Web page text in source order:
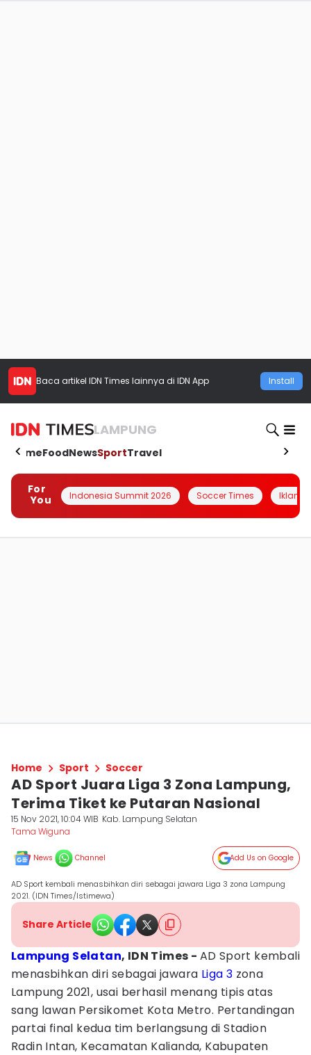
Baca artikel IDN Times lainnya di IDN App Install
LAMPUNG
HomeFoodNewsSportTravel
For
You
Indonesia Summit 2026 Soccer Times Iklanin
Home Sport Soccer
AD Sport Juara Liga 3 Zona Lampung,
Terima Tiket ke Putaran Nasional
15 Nov 2021, 10:04 WIB Kab. Lampung Selatan
Tama Wiguna
News Channel Add Us on Google
AD Sport kembali menasbihkan diri sebagai jawara Liga 3 zona Lampung
2021. (IDN Times/Istimewa)
Share Article
Lampung Selatan, IDN Times - AD Sport kembali
menasbihkan diri sebagai jawara Liga 3 zona
Lampung 2021, usai berhasil menang tipis atas
sang lawan Persikomet Kota Metro. Pertandingan
partai final kedua tim berlangsung di Stadion
Radin Intan, Kecamatan Kalianda, Kabupaten